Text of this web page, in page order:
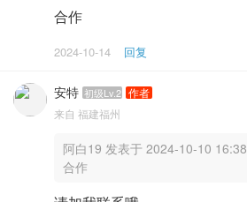
合作
2024-10-14 回复
安特 初级Lv.2 作者
来自 福建福州
阿白19 发表于 2024-10-10 16:38
合作